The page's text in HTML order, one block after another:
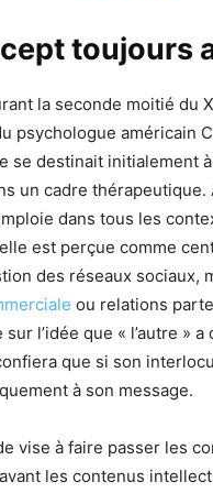
toujours
la seconde moitié du
psychologue américain
se destinait initialement
un cadre thérapeutique.
dans tous les
est perçue comme
des réseaux sociaux,
ou relations
l’idée que « l’autre »
que si son
à son message.
vise à faire passer les
les contenus